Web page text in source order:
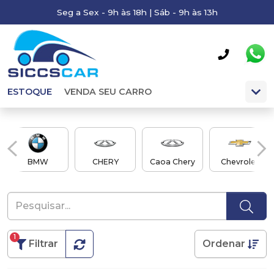
Seg a Sex - 9h às 18h | Sáb - 9h às 13h
ESTOQUE VENDA SEU CARRO
BMW CHERY Caoa Chery Chevrolet
Filtrar
1
Ordenar